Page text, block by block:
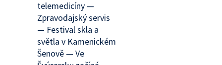
telemedicíny —
Zpravodajský servis
— Festival skla a
světla v Kamenickém
Šenově — Ve